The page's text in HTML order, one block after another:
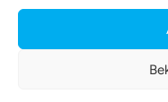
webshop gemaakt door